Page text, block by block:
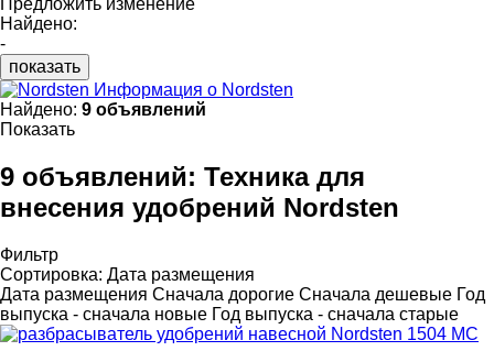
Найдено:
-
показать
Информация о Nordsten
Найдено: 9 объявлений
Показать
9 объявлений: Техника для
внесения удобрений Nordsten
Фильтр
Сортировка: Дата размещения
Дата размещения Сначала дорогие Сначала дешевые Год
выпуска - сначала новые Год выпуска - сначала старые